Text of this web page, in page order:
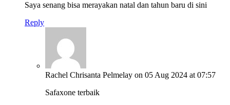
Saya senang bisa merayakan natal dan tahun baru di sini
Reply
Rachel Chrisanta Pelmelay on 05 Aug 2024 at 07:57
Safaxone terbaik